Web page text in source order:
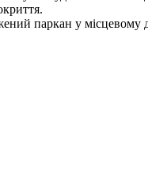
паркан у місцевому